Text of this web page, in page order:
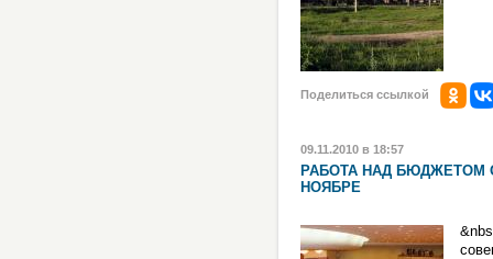
Поделиться ссылкой
09.11.2010 в 18:57
РАБОТА НАД БЮДЖЕТОМ
НОЯБРЕ